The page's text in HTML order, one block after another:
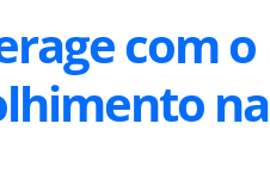
com o
na